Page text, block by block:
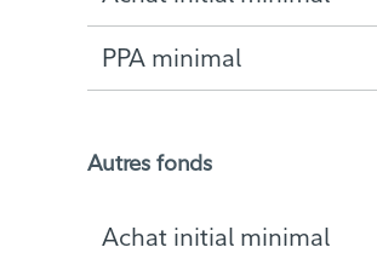
PPA minimal
Autres fonds
Achat initial minimal